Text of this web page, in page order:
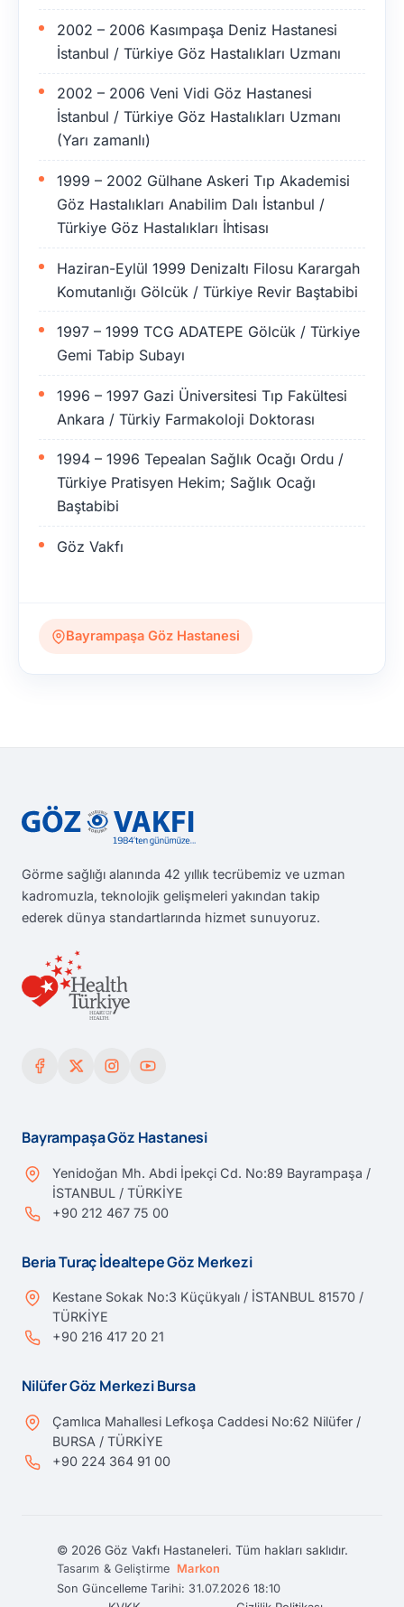
2002 – 2006 Kasımpaşa Deniz Hastanesi
İstanbul / Türkiye Göz Hastalıkları Uzmanı
2002 – 2006 Veni Vidi Göz Hastanesi
İstanbul / Türkiye Göz Hastalıkları Uzmanı
(Yarı zamanlı)
1999 – 2002 Gülhane Askeri Tıp Akademisi
Göz Hastalıkları Anabilim Dalı İstanbul /
Türkiye Göz Hastalıkları İhtisası
Haziran-Eylül 1999 Denizaltı Filosu Karargah
Komutanlığı Gölcük / Türkiye Revir Baştabibi
1997 – 1999 TCG ADATEPE Gölcük / Türkiye
Gemi Tabip Subayı
1996 – 1997 Gazi Üniversitesi Tıp Fakültesi
Ankara / Türkiy Farmakoloji Doktorası
1994 – 1996 Tepealan Sağlık Ocağı Ordu /
Türkiye Pratisyen Hekim; Sağlık Ocağı
Baştabibi
Göz Vakfı
Bayrampaşa Göz Hastanesi
Görme sağlığı alanında 42 yıllık tecrübemiz ve uzman
kadromuzla, teknolojik gelişmeleri yakından takip
ederek dünya standartlarında hizmet sunuyoruz.
Bayrampaşa Göz Hastanesi
Yenidoğan Mh. Abdi İpekçi Cd. No:89 Bayrampaşa /
İSTANBUL / TÜRKİYE
+90 212 467 75 00
Beria Turaç İdealtepe Göz Merkezi
Kestane Sokak No:3 Küçükyalı / İSTANBUL 81570 /
TÜRKİYE
+90 216 417 20 21
Nilüfer Göz Merkezi Bursa
Çamlıca Mahallesi Lefkoşa Caddesi No:62 Nilüfer /
BURSA / TÜRKİYE
+90 224 364 91 00
© 2026 Göz Vakfı Hastaneleri. Tüm hakları saklıdır.
Tasarım & Geliştirme Markon
Son Güncelleme Tarihi: 31.07.2026 18:10